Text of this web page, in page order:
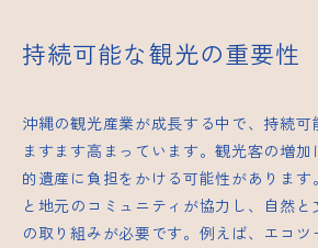
持続可能な観光の重要性
沖縄の観光産業が成長する中で、持続
ますます高まっています。観光客の増
的遺産に負担をかける可能性がありま
と地元のコミュニティが協力し、自然と
の取り組みが必要です。例えば、エコ